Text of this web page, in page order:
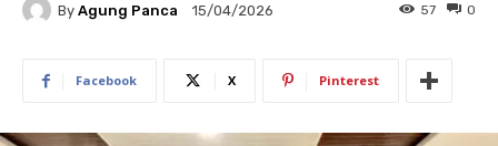
By Agung Panca 15/04/2026 0
57
Facebook X Pinterest